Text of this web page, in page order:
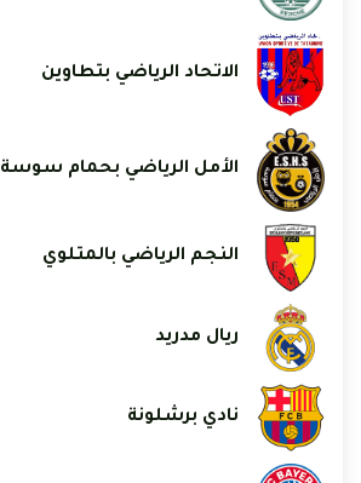
الاتحاد الرياضي بتطاوين
الأمل الرياضي بحمام سوسة
النجم الرياضي بالمتلوي
ريال مدريد
نادي برشلونة